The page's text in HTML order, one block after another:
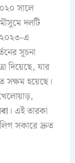
সালে
দলটি
এ
সূচনা
দিয়েছে, যার
সক্ষম হয়েছে।
। এই তারকা
সকারে দ্রুত